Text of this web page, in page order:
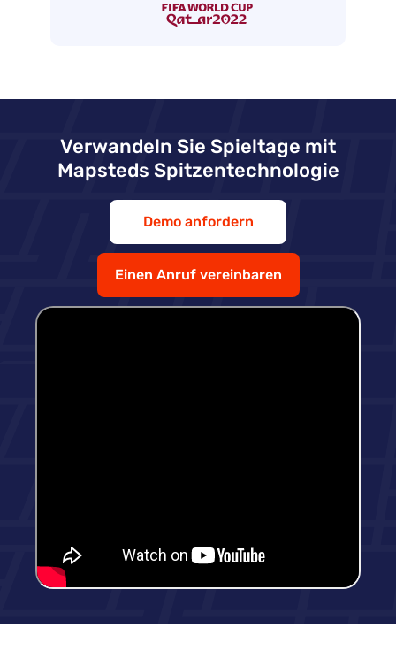
Verwandeln Sie Spieltage mit
Mapsteds Spitzentechnologie
Demo anfordern
Einen Anruf vereinbaren